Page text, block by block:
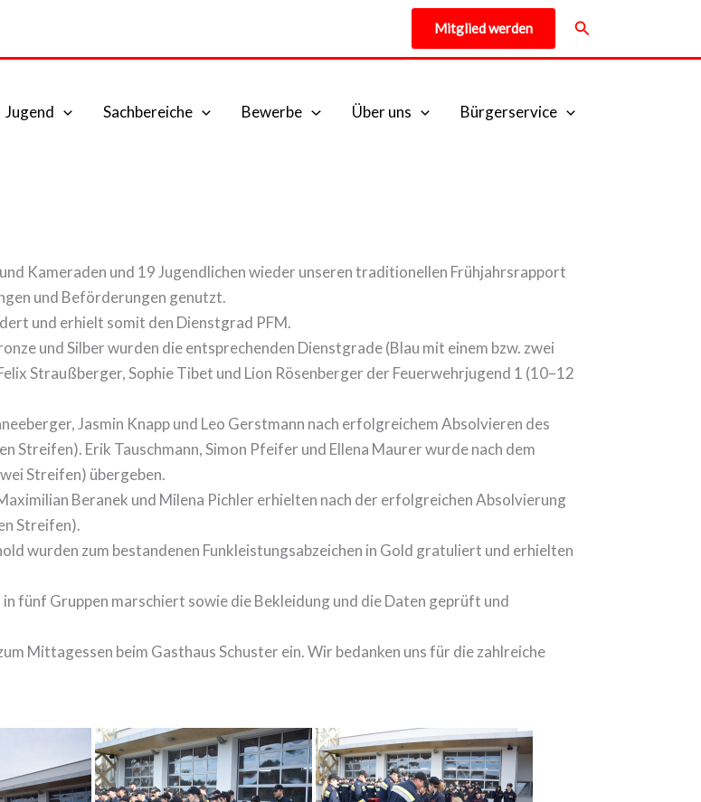
Mitglied werden Suchen
Jugend Sachbereiche Bewerbe Über uns Bürgerservice
Kameraden und 19 Jugendlichen wieder unseren traditionellen Frühjahrsrapport
und Beförderungen genutzt.
und erhielt somit den Dienstgrad PFM.
und Silber wurden die entsprechenden Dienstgrade (Blau mit einem bzw. zwei
Straußberger, Sophie Tibet und Lion Rösenberger der Feuerwehrjugend 1 (10–12
Jasmin Knapp und Leo Gerstmann nach erfolgreichem Absolvieren des
Streifen). Erik Tauschmann, Simon Pfeifer und Ellena Maurer wurde nach dem
Streifen) übergeben.
Beranek und Milena Pichler erhielten nach der erfolgreichen Absolvierung
Streifen).
wurden zum bestandenen Funkleistungsabzeichen in Gold gratuliert und erhielten
fünf Gruppen marschiert sowie die Bekleidung und die Daten geprüft und
Mittagessen beim Gasthaus Schuster ein. Wir bedanken uns für die zahlreiche